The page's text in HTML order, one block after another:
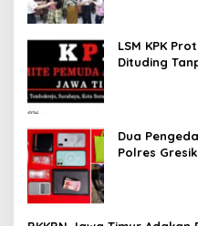
LSM KPK
Dituding
Dua
Polres